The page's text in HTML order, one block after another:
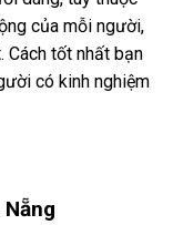
của mỗi người,
Cách tốt nhất bạn
có kinh nghiệm